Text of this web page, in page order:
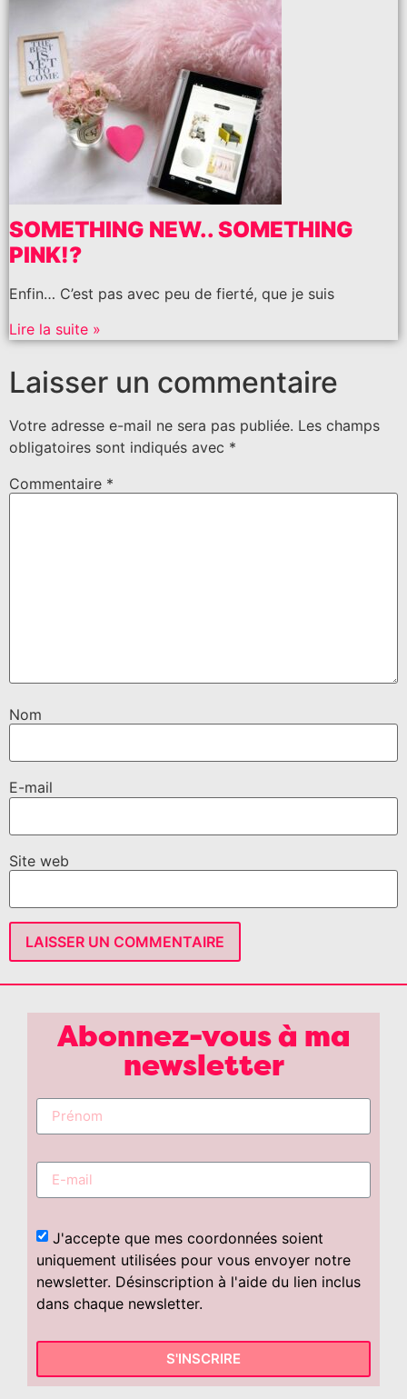
SOMETHING NEW.. SOMETHING
PINK!?
Enfin… C’est pas avec peu de fierté, que je suis
Lire la suite »
Laisser un commentaire
Votre adresse e-mail ne sera pas publiée. Les champs
obligatoires sont indiqués avec *
Commentaire *
Nom
E-mail
Site web
Abonnez-vous à ma
newsletter
J'accepte que mes coordonnées soient
uniquement utilisées pour vous envoyer notre
newsletter. Désinscription à l'aide du lien inclus
dans chaque newsletter.
S'INSCRIRE